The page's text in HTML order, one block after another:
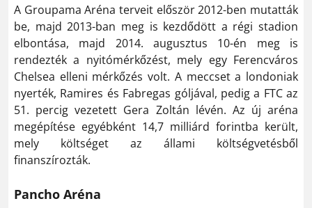
A Groupama Aréna terveit először 2012-ben mutatták
be, majd 2013-ban meg is kezdődött a régi stadion
elbontása, majd 2014. augusztus 10-én meg is
rendezték a nyitómérkőzést, mely egy Ferencváros
Chelsea elleni mérkőzés volt. A meccset a londoniak
nyerték, Ramires és Fabregas góljával, pedig a FTC az
51. percig vezetett Gera Zoltán lévén. Az új aréna
megépítése egyébként 14,7 milliárd forintba került,
mely költséget az állami költségvetésből
finanszírozták.
Pancho Aréna